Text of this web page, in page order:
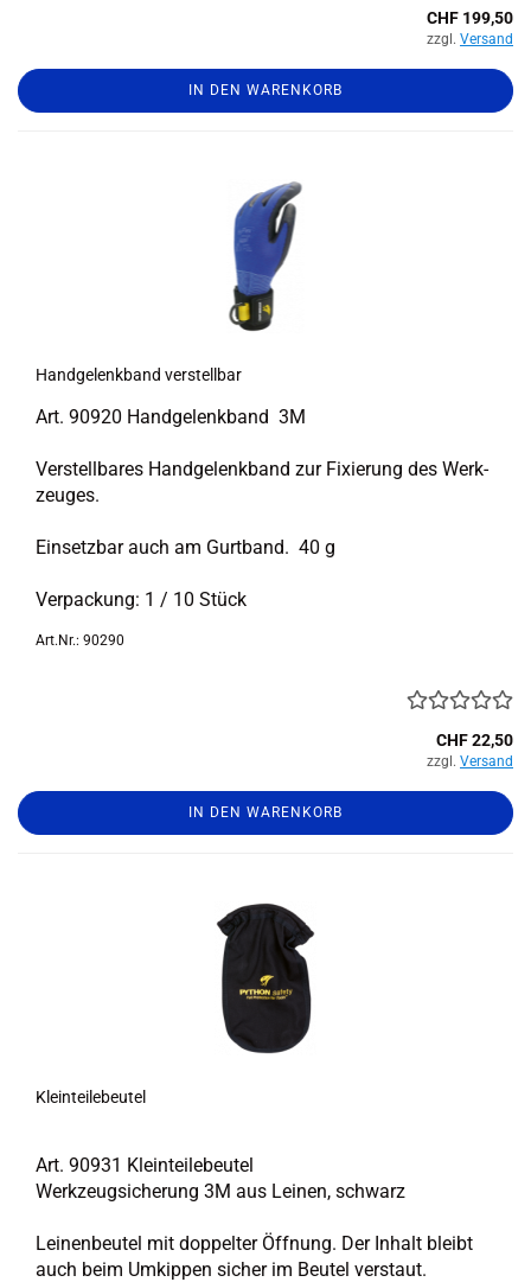
CHF 199,50
zzgl. Versand
IN DEN WARENKORB
Hand­ge­lenk­band ver­stell­bar
Art. 90920 Hand­ge­lenk­band 3M
Ver­stell­ba­res Hand­ge­lenk­band zur Fi­xie­rung des Werk­
zeu­ges.
Ein­setz­bar auch am Gurt­band. 40 g
Ver­pa­ckung: 1 / 10 Stück
Art.Nr.: 90290
CHF 22,50
zzgl. Versand
IN DEN WARENKORB
Klein­tei­le­beu­tel
Art. 90931 Klein­tei­le­beu­tel
Werk­zeug­si­che­rung 3M aus Lei­nen, schwarz
Lei­nen­beu­tel mit dop­pel­ter Öff­nung. Der In­halt bleibt
auch beim Um­kip­pen si­cher im Beu­tel ver­staut.